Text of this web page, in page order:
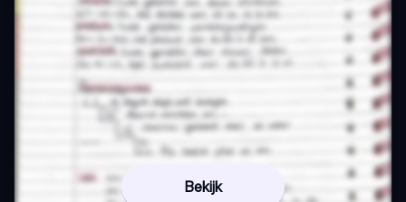
Bekijk